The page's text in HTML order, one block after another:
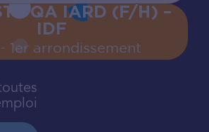
QA IARD (F/H) –
IDF
1er arrondissement